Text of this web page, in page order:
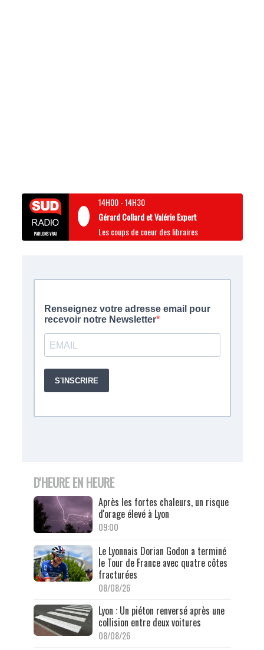
14H00-14H30
Gérard Collard et Valérie Expert
Les coups de coeur des libraires
D'HEURE EN HEURE
Après les fortes chaleurs, un risque
d'orage élevé à Lyon
09:00
Le Lyonnais Dorian Godon a terminé
le Tour de France avec quatre côtes
fracturées
08/08/26
Lyon : Un piéton renversé après une
collision entre deux voitures
08/08/26